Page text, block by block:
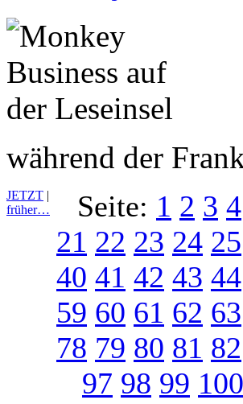
während der
JETZT |
früher…
Seite: 1 2 3 4
21 22 23 24 25
40 41 42 43 44
59 60 61 62 63
78 79 80 81 82
97 98 99 100